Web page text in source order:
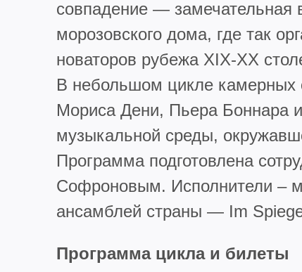
совпадение — замечательная
морозовского дома, где так
новаторов рубежа XIX-XX
В небольшом цикле камерных
Мориса Дени, Пьера Боннара
музыкальной среды,
Программа подготовлена
Софроновым. Исполнители –
ансамблей страны — Im
Программа цикла и билеты